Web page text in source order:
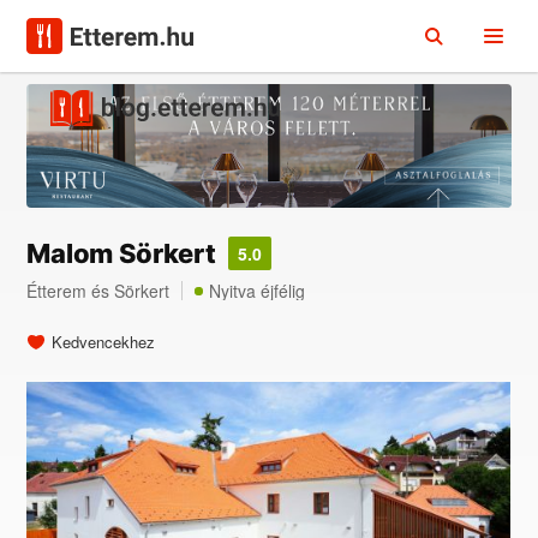
Malom Sörkert
5.0
Étterem és Sörkert Nyitva éjfélig
Kedvencekhez